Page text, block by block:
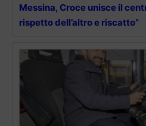
Messina, Croce unisce il
rispetto dell’altro e riscatto”